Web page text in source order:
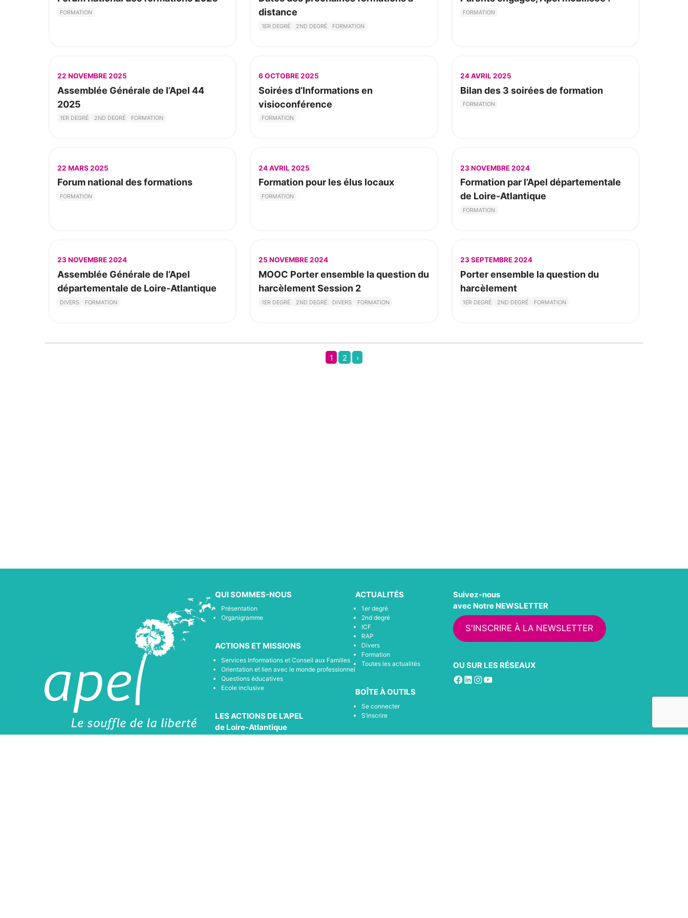
FORMATION
distance
1ER DEGRÉ 2ND DEGRÉ FORMATION
FORMATION
22 NOVEMBRE 2025
Assemblée Générale de l’Apel 44
2025
1ER DEGRÉ 2ND DEGRÉ FORMATION
6 OCTOBRE 2025
Soirées d’Informations en
visioconférence
FORMATION
24 AVRIL 2025
Bilan des 3 soirées de formation
FORMATION
22 MARS 2025
Forum national des formations
FORMATION
24 AVRIL 2025
Formation pour les élus locaux
FORMATION
23 NOVEMBRE 2024
Formation par l’Apel départementale
de Loire-Atlantique
FORMATION
23 NOVEMBRE 2024
Assemblée Générale de l’Apel
départementale de Loire-Atlantique
DIVERS FORMATION
25 NOVEMBRE 2024
MOOC Porter ensemble la question du
harcèlement Session 2
1ER DEGRÉ 2ND DEGRÉ DIVERS FORMATION
23 SEPTEMBRE 2024
Porter ensemble la question du
harcèlement
1ER DEGRÉ 2ND DEGRÉ FORMATION
1 2 ›
QUI SOMMES-NOUS
Présentation
Organigramme
ACTIONS ET MISSIONS
Services Informations et Conseil aux Familles
Orientation et lien avec le monde professionnel
Questions éducatives
Ecole inclusive
LES ACTIONS DE L’APEL
de Loire-Atlantique
ACTUALITÉS
1er degré
2nd degré
ICF
RAP
Divers
Formation
Toutes les actualités
BOÎTE À OUTILS
Se connecter
S’inscrire
Suivez-nous
avec Notre NEWSLETTER
S'INSCRIRE À LA NEWSLETTER
OU SUR LES RÉSEAUX
Facebook
LinkedIn
Instagram
YouTube